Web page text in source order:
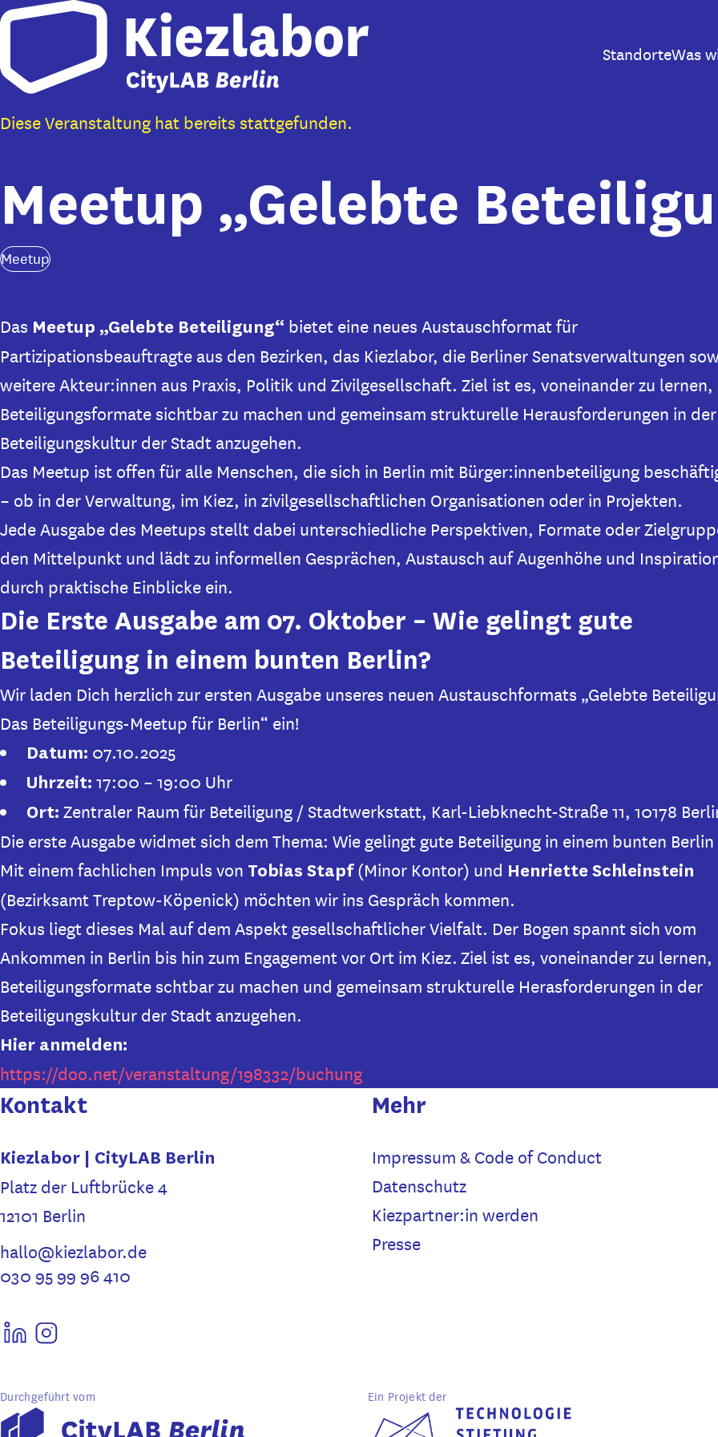
Skip to main content
StandorteWas
Diese Veranstaltung hat bereits stattgefunden.
Meetup „Gelebte
Meetup
Das Meetup „Gelebte Beteiligung“ bietet eine neues Austauschformat für
Partizipationsbeauftragte aus den Bezirken, das Kiezlabor, die Berliner Senatsverwaltungen
weitere Akteur:innen aus Praxis, Politik und Zivilgesellschaft. Ziel ist es, voneinander zu lernen,
Beteiligungsformate sichtbar zu machen und gemeinsam strukturelle Herausforderungen in der
Beteiligungskultur der Stadt anzugehen.
Das Meetup ist offen für alle Menschen, die sich in Berlin mit Bürger:innenbeteiligung
– ob in der Verwaltung, im Kiez, in zivilgesellschaftlichen Organisationen oder in Projekten.
Jede Ausgabe des Meetups stellt dabei unterschiedliche Perspektiven, Formate oder
den Mittelpunkt und lädt zu informellen Gesprächen, Austausch auf Augenhöhe und
durch praktische Einblicke ein.
Die Erste Ausgabe am 07. Oktober – Wie gelingt gute
Beteiligung in einem bunten Berlin?
Wir laden Dich herzlich zur ersten Ausgabe unseres neuen Austauschformats „Gelebte
Das Beteiligungs-Meetup für Berlin“ ein!
Datum: 07.10.2025
Uhrzeit: 17:00 – 19:00 Uhr
Ort: Zentraler Raum für Beteiligung / Stadtwerkstatt, Karl-Liebknecht-Straße 11, 10178
Die erste Ausgabe widmet sich dem Thema: Wie gelingt gute Beteiligung in einem bunten Berlin
Mit einem fachlichen Impuls von Tobias Stapf(Minor Kontor) und Henriette Schleinstein
(Bezirksamt Treptow-Köpenick) möchten wir ins Gespräch kommen.
Fokus liegt dieses Mal auf dem Aspekt gesellschaftlicher Vielfalt. Der Bogen spannt sich vom
Ankommen in Berlin bis hin zum Engagement vor Ort im Kiez. Ziel ist es, voneinander zu lernen,
Beteiligungsformate schtbar zu machen und gemeinsam strukturelle Herasforderungen in der
Beteiligungskultur der Stadt anzugehen.
Hier anmelden:
https://doo.net/veranstaltung/198332/buchung
Kontakt
Kiezlabor | CityLAB Berlin
Platz der Luftbrücke 4
12101 Berlin
hallo@kiezlabor.de
030 95 99 96 410
Mehr
Impressum & Code of Conduct
Datenschutz
Kiezpartner:in werden
Presse
Durchgeführt vom Ein Projekt der